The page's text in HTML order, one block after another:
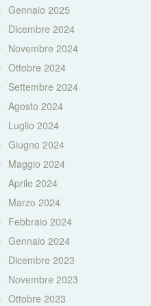
Gennaio 2025
Dicembre 2024
Novembre 2024
Ottobre 2024
Settembre 2024
Agosto 2024
Luglio 2024
Giugno 2024
Maggio 2024
Aprile 2024
Marzo 2024
Febbraio 2024
Gennaio 2024
Dicembre 2023
Novembre 2023
Ottobre 2023